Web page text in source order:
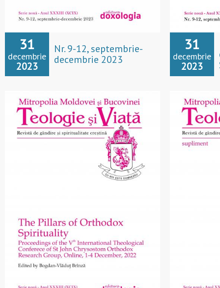
31
decembrie
2023
Nr. 9-12, septembrie-
decembrie 2023
31
decembrie
2023